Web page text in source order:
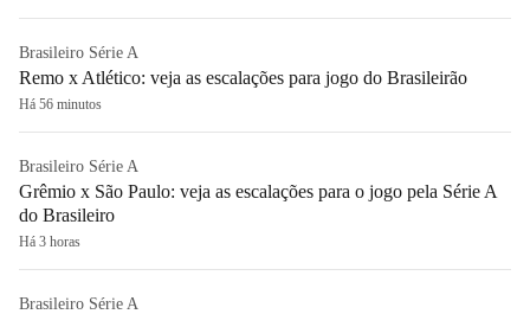
Brasileiro Série A
Remo x Atlético: veja as escalações para jogo do Brasileirão
Há 56 minutos
Brasileiro Série A
Grêmio x São Paulo: veja as escalações para o jogo pela Série A
do Brasileiro
Há 3 horas
Brasileiro Série A